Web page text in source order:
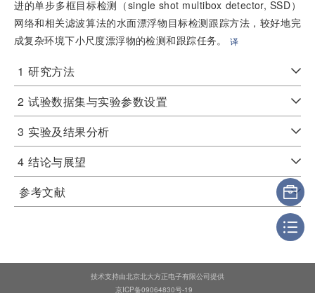
进的单步多框目标检测（single shot multibox detector, SSD）
网络和相关滤波算法的水面漂浮物目标检测跟踪方法，较好地完
成复杂环境下小尺度漂浮物的检测和跟踪任务。
译
1 研究方法
2 试验数据集与实验参数设置
3 实验及结果分析
4 结论与展望
参考文献
技术支持由北京北大方正电子有限公司提供
京ICP备09064830号-19